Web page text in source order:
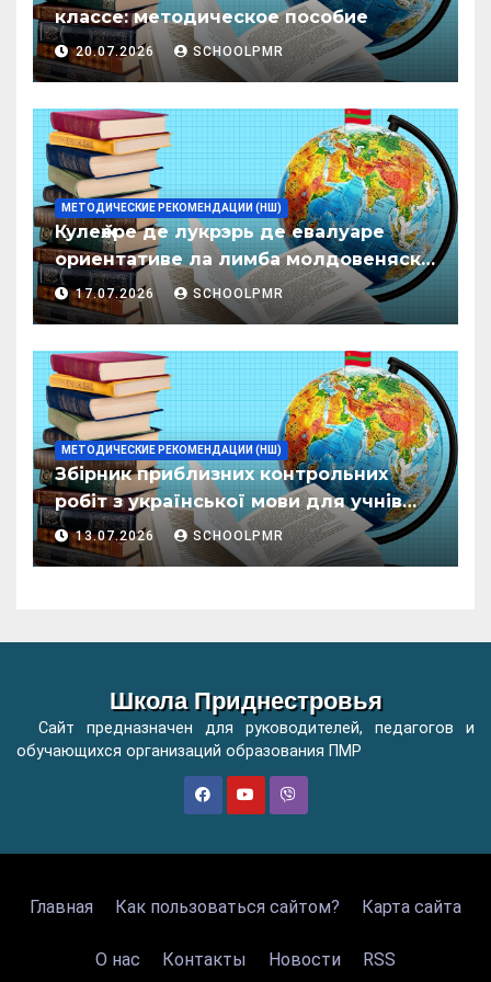
классе: методическое пособие
20.07.2026 SCHOOLPMR
МЕТОДИЧЕСКИЕ РЕКОМЕНДАЦИИ (НШ)
Кулеӂере де лукрэрь де евалуаре
ориентативе ла лимба молдовеняскэ
пентру елевий класелор примаре але
организациилор де ынвэцэмынт
17.07.2026 SCHOOLPMR
МЕТОДИЧЕСКИЕ РЕКОМЕНДАЦИИ (НШ)
Збірник приблизних контрольних
робіт з української мови для учнів
початкових класів організацій
загальної освіти
13.07.2026 SCHOOLPMR
Школа Приднестровья
Сайт предназначен для руководителей, педагогов и
обучающихся организаций образования ПМР
Главная Как пользоваться сайтом? Карта сайта
О нас Контакты Новости RSS